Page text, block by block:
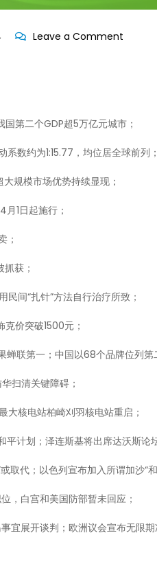
Leave a Comment
读
懂
第二个GDP超5万亿元城市；
数约为1:15.77，均位居全球前列；
规模市场优势持续显现；
1日起施行；
；
获；
间“扎针”方法自行治疗所致；
价突破1500元；
联第一；中国以68个品牌位列第
扫清关键障碍；
大核电站柏崎刈羽核电站重启；
计划；泽连斯基将出席达沃斯论
取代；以色列宣布加入所谓加沙“和
，白宫和美国防部暂未回应；
宜展开谈判；欧洲议会宣布无限